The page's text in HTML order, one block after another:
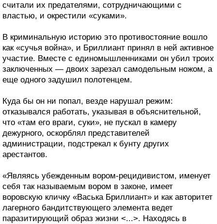
считали их предателями, сотрудничающими с
властью, и окрестили «суками».
В криминальную историю это противостояние вошло
как «сучья война», и Бриллиант принял в ней активное
участие. Вместе с единомышленниками он убил троих
заключенных — двоих зарезал самодельным ножом, а
еще одного задушил полотенцем.
Куда бы он ни попал, везде нарушал режим:
отказывался работать, указывая в объяснительной,
что «там его враги, суки», не пускал в камеру
дежурного, оскорблял представителей
администрации, подстрекал к бунту других
арестантов.
«Являясь убежденным вором-рецидивистом, именует
себя так называемым вором в законе, имеет
воровскую кличку «Васька Бриллиант» и как авторитет
лагерного бандитствующего элемента ведет
паразитирующий образ жизни <...>. Находясь в